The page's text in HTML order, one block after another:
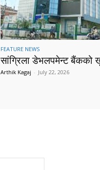
FEATURE NEWS
सांग्रिला डेभलपमेन्ट बैंकको
Arthik Kagaj - July 22, 2026